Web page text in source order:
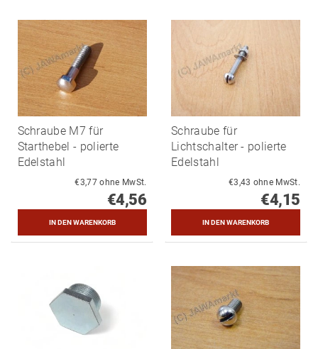
Schraube M7 für
Starthebel - polierte
Edelstahl
€3,77 ohne MwSt.
€4,56
Schraube für
Lichtschalter - polierte
Edelstahl
€3,43 ohne MwSt.
€4,15